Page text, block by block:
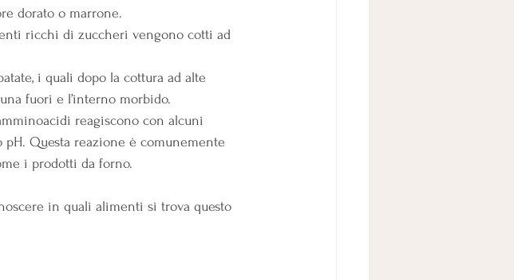
dorato o marrone.
ricchi di zuccheri vengono cotti ad
i quali dopo la cottura ad alte
fuori e l’interno morbido.
reagiscono con alcuni
Questa reazione è comunemente
i prodotti da forno.
in quali alimenti si trova questo